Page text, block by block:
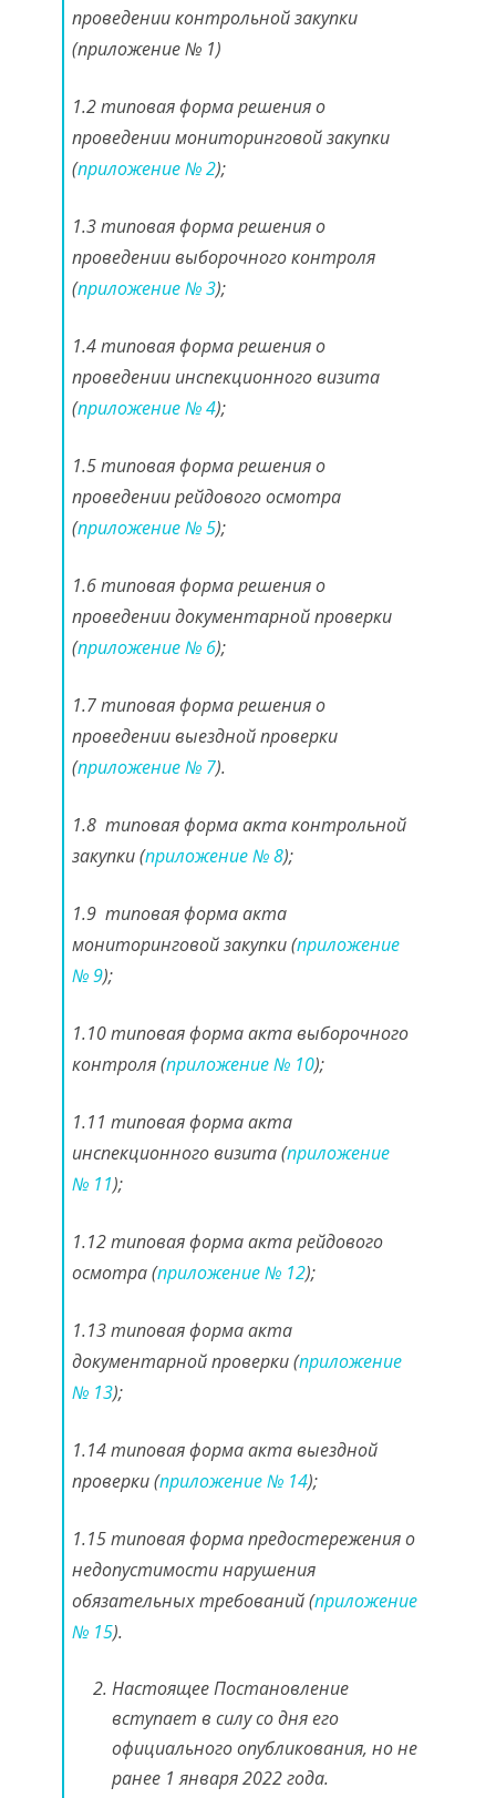
проведении контрольной закупки
(приложение № 1)
1.2 типовая форма решения о
проведении мониторинговой закупки
(приложение № 2);
1.3 типовая форма решения о
проведении выборочного контроля
(приложение № 3);
1.4 типовая форма решения о
проведении инспекционного визита
(приложение № 4);
1.5 типовая форма решения о
проведении рейдового осмотра
(приложение № 5);
1.6 типовая форма решения о
проведении документарной проверки
(приложение № 6);
1.7 типовая форма решения о
проведении выездной проверки
(приложение № 7).
1.8 типовая форма акта контрольной
закупки (приложение № 8);
1.9 типовая форма акта
мониторинговой закупки (приложение
№ 9);
1.10 типовая форма акта выборочного
контроля (приложение № 10);
1.11 типовая форма акта
инспекционного визита (приложение
№ 11);
1.12 типовая форма акта рейдового
осмотра (приложение № 12);
1.13 типовая форма акта
документарной проверки (приложение
№ 13);
1.14 типовая форма акта выездной
проверки (приложение № 14);
1.15 типовая форма предостережения о
недопустимости нарушения
обязательных требований (приложение
№ 15).
Настоящее Постановление
вступает в силу со дня его
официального опубликования, но не
ранее 1 января 2022 года.